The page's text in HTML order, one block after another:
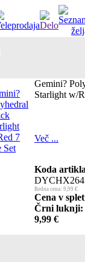
Gemini?
Starlight w/
Več ...
Koda
Redna cena: 9,99 €
Cena v
Črni luknji:
9,99 €